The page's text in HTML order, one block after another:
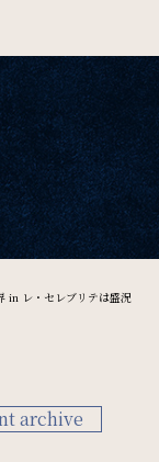
CLOSE
in レ・セレブリテは盛況
archive